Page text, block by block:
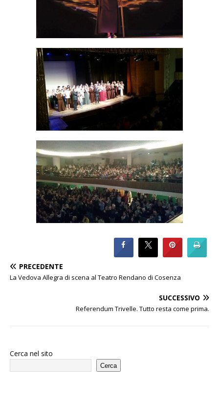
PRECEDENTE
La Vedova Allegra di scena al Teatro Rendano di Cosenza
SUCCESSIVO
Referendum Trivelle. Tutto resta come prima.
Cerca nel sito
Cerca